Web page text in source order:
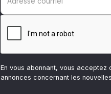
En vous abonnant, vous
annonces concernant les